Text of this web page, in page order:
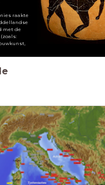
raakte
met de
(zoals: